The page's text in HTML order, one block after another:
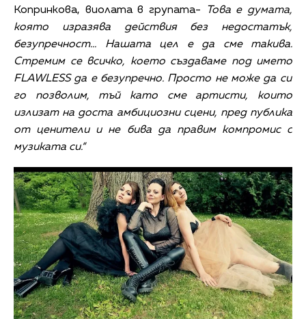
Копринкова, виолата в групата-
Това е думата,
която изразява действия без недостатък,
безупречност... Нашата цел е да сме такива.
Стремим се всичко, което създаваме под името
FLAWLESSда е безупречно. Просто не може да си
го позволим, тъй като сме артисти, които
излизат на доста амбициозни сцени, пред публика
от ценители и не бива да правим компромис с
музиката си.“